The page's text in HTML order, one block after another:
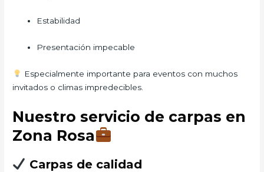
Estabilidad
Presentación impecable
Especialmente importante para eventos con muchos
invitados o climas impredecibles.
Nuestro servicio de carpas en
Zona Rosa
Carpas de calidad